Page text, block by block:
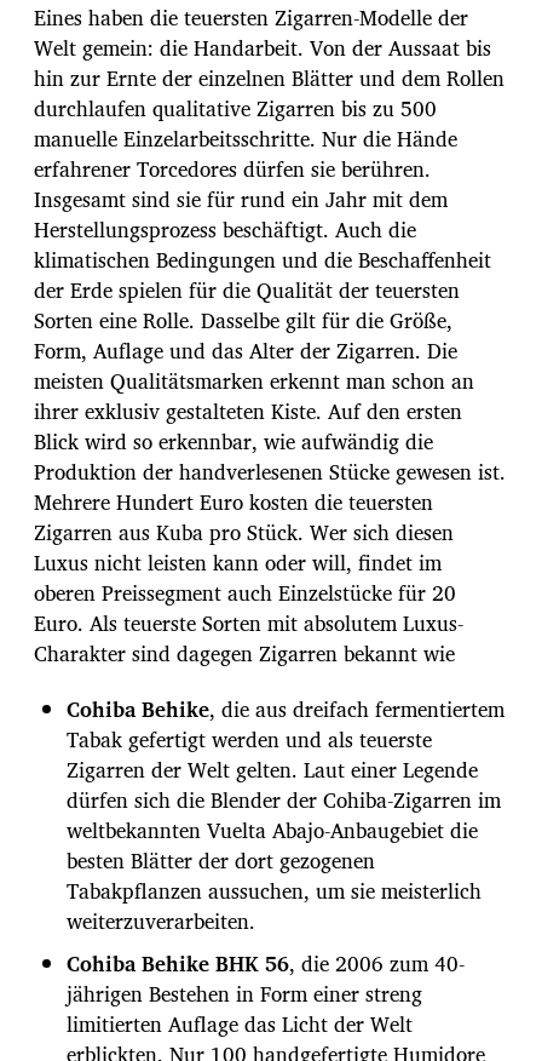
Eines haben die teuersten Zigarren-Modelle der
Welt gemein: die Handarbeit. Von der Aussaat bis
hin zur Ernte der einzelnen Blätter und dem Rollen
durchlaufen qualitative Zigarren bis zu 500
manuelle Einzelarbeitsschritte. Nur die Hände
erfahrener Torcedores dürfen sie berühren.
Insgesamt sind sie für rund ein Jahr mit dem
Herstellungsprozess beschäftigt. Auch die
klimatischen Bedingungen und die Beschaffenheit
der Erde spielen für die Qualität der teuersten
Sorten eine Rolle. Dasselbe gilt für die Größe,
Form, Auflage und das Alter der Zigarren. Die
meisten Qualitätsmarken erkennt man schon an
ihrer exklusiv gestalteten Kiste. Auf den ersten
Blick wird so erkennbar, wie aufwändig die
Produktion der handverlesenen Stücke gewesen ist.
Mehrere Hundert Euro kosten die teuersten
Zigarren aus Kuba pro Stück. Wer sich diesen
Luxus nicht leisten kann oder will, findet im
oberen Preissegment auch Einzelstücke für 20
Euro. Als teuerste Sorten mit absolutem Luxus-
Charakter sind dagegen Zigarren bekannt wie
Cohiba Behike, die aus dreifach fermentiertem
Tabak gefertigt werden und als teuerste
Zigarren der Welt gelten. Laut einer Legende
dürfen sich die Blender der Cohiba-Zigarren im
weltbekannten Vuelta Abajo-Anbaugebiet die
besten Blätter der dort gezogenen
Tabakpflanzen aussuchen, um sie meisterlich
weiterzuverarbeiten.
Cohiba Behike BHK 56, die 2006 zum 40-
jährigen Bestehen in Form einer streng
limitierten Auflage das Licht der Welt